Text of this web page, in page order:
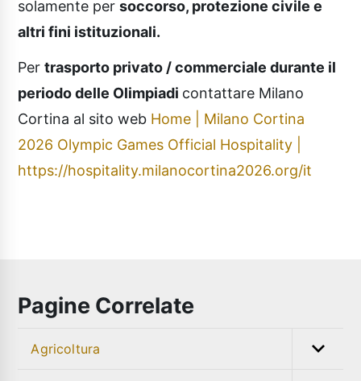
solamente persoccorso, protezione civile e
altri fini istituzionali.
Pertrasporto privato / commerciale durante il
periodo delle Olimpiadi contattare Milano
Cortina al sito web Home | Milano Cortina
2026 Olympic Games Official Hospitality |
https://hospitality.milanocortina2026.org/it
Pagine Correlate
Agricoltura